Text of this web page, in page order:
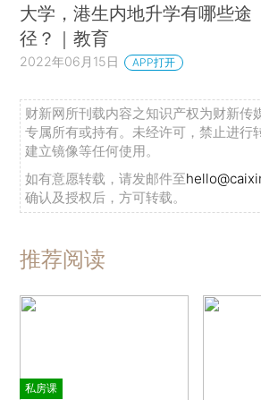
大学，港生内地升学有哪些途
径？｜教育
2022年06月15日 APP打开
财新网所刊载内容之知识产权为财新传
专属所有或持有。未经许可，禁止进行
建立镜像等任何使用。
如有意愿转载，请发邮件至
确认及授权后，方可转载。
推荐阅读
私房课